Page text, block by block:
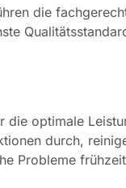
die
die optimale
durch,
Probleme